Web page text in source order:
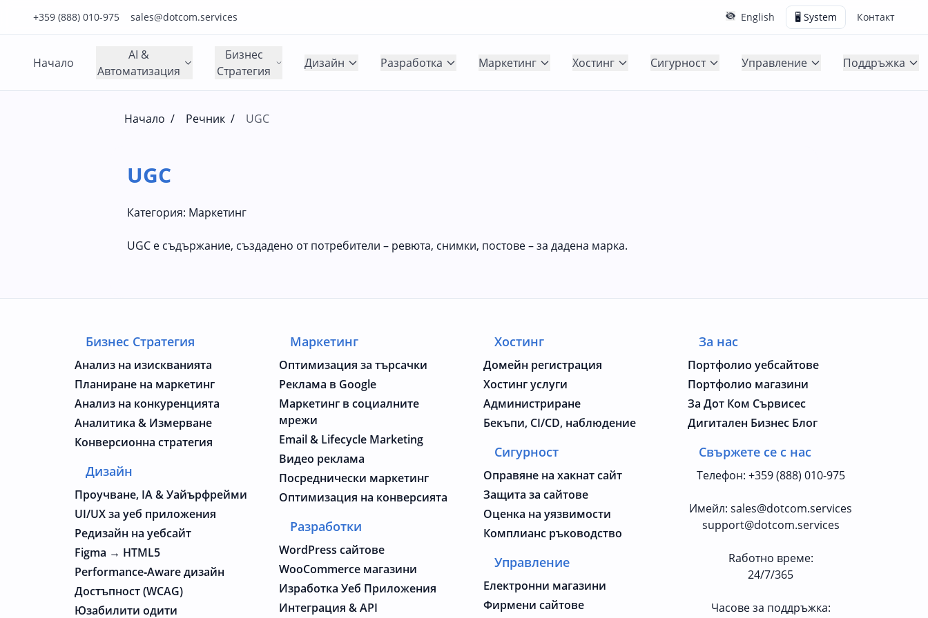
+359 (888) 010-975
Нашия телефонен номер е 0888010975
sales@dotcom.services
Нашия имейл адрес е sales@dotcom.services English 🖥️ System Контакт
Начало
AI &
Автоматизация
Бизнес
Стратегия
Дизайн Разработка Маркетинг Хостинг Сигурност Управление Поддръжка
Начало / Речник / UGC
UGC
Категория: Маркетинг
UGC е съдържание, създадено от потребители – ревюта, снимки, постове – за дадена марка.
Бизнес Стратегия
Анализ на изискванията
Планиране на маркетинг
Анализ на конкуренцията
Аналитика & Измерване
Конверсионна стратегия
Дизайн
Проучване, IA & Уайърфрейми
UI/UX за уеб приложения
Редизайн на уебсайт
Figma → HTML5
Performance‑Aware дизайн
Достъпност (WCAG)
Юзабилити одити
Маркетинг
Оптимизация за търсачки
Реклама в Google
Маркетинг в социалните
мрежи
Email & Lifecycle Marketing
Видео реклама
Посреднически маркетинг
Оптимизация на конверсията
Разработки
WordPress сайтове
WooCommerce магазини
Изработка Уеб Приложения
Интеграция & API
Хостинг
Домейн регистрация
Хостинг услуги
Администриране
Бекъпи, CI/CD, наблюдение
Сигурност
Оправяне на хакнат сайт
Защита за сайтове
Оценка на уязвимости
Комплианс ръководство
Управление
Електронни магазини
Фирмени сайтове
За нас
Портфолио уебсайтове
Портфолио магазини
За Дот Ком Сървисес
Дигитален Бизнес Блог
Свържете се с нас
Телефон: +359 (888) 010-975
Имейл: sales@dotcom.services
support@dotcom.services
Rаботно време:
24/7/365
Часове за поддръжка: